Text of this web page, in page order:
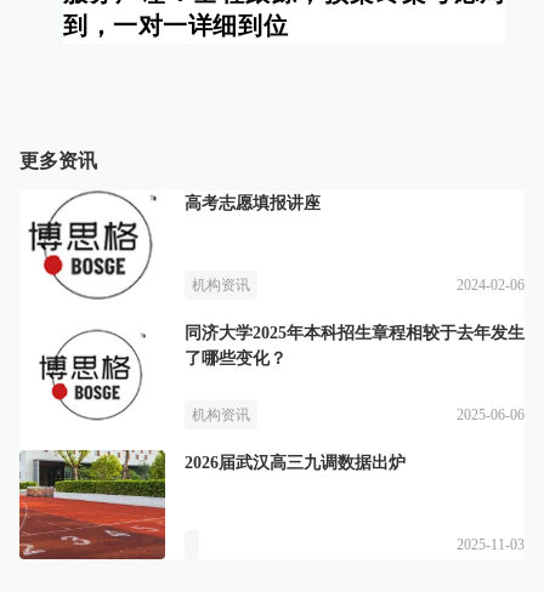
到，一对一详细到位
更多资讯
高考志愿填报讲座
机构资讯 2024-02-06
同济大学2025年本科招生章程相较于去年发生
了哪些变化？
机构资讯 2025-06-06
2026届武汉高三九调数据出炉
2025-11-03